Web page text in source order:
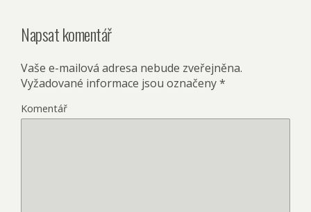
Napsat komentář
Vaše e-mailová adresa nebude zveřejněna.
Vyžadované informace jsou označeny*
Komentář